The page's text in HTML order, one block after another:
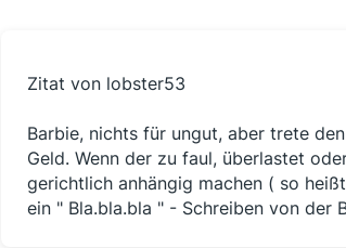
Zitat von lobster53
Barbie, nichts für ungut, aber trete
Geld. Wenn der zu faul, überlastet
gerichtlich anhängig machen ( so
ein " Bla.bla.bla " - Schreiben von der